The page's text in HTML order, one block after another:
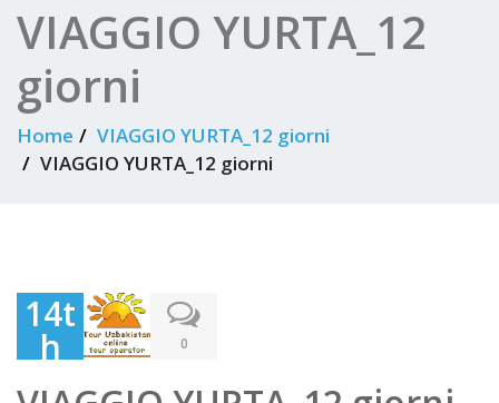
VIAGGIO YURTA_12
giorni
Home
VIAGGIO YURTA_12 giorni
VIAGGIO YURTA_12 giorni
14t
h
Feb
0